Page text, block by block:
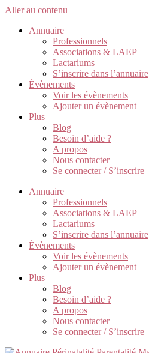
Aller au contenu
Annuaire
Professionnels
Associations & LAEP
Lactariums
S’inscrire dans l’annuaire
Évènements
Voir les évènements
Ajouter un évènement
Plus
Blog
Besoin d’aide ?
A propos
Nous contacter
Se connecter / S’inscrire
Annuaire
Professionnels
Associations & LAEP
Lactariums
S’inscrire dans l’annuaire
Évènements
Voir les évènements
Ajouter un évènement
Plus
Blog
Besoin d’aide ?
A propos
Nous contacter
Se connecter / S’inscrire